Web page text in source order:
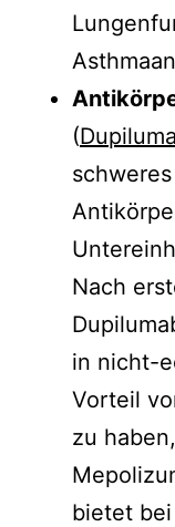
(
Nach
in nicht-
Vorteil
zu
bietet